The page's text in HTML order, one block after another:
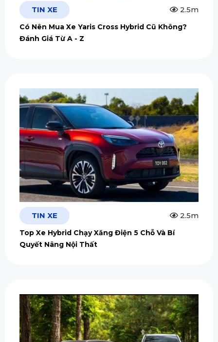
TIN XE 2.5m
Có Nên Mua Xe Yaris Cross Hybrid Cũ Không?
Đánh Giá Từ A - Z
TIN XE 2.5m
Top Xe Hybrid Chạy Xăng Điện 5 Chỗ Và Bí
Quyết Nâng Nội Thất